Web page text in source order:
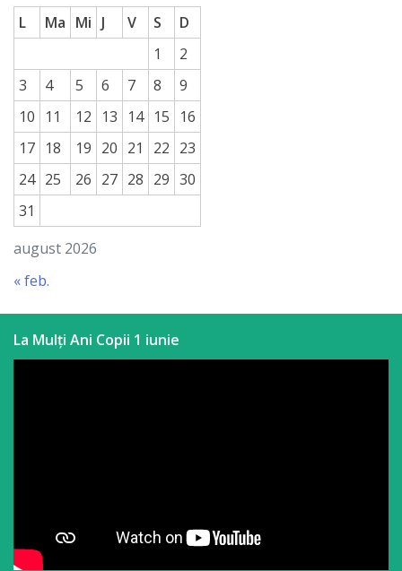
Versiunea
veche
a
paginii
web
Contacte
august 2026
L Ma Mi J V S
D
1
2
3
4 5 6 7 8
9
10
11 12 13 14 15
16
17 18 19 20 21 22 23
24 25 26 27 28 29 30
31
« feb.
La Mulți Ani Copii 1 iunie